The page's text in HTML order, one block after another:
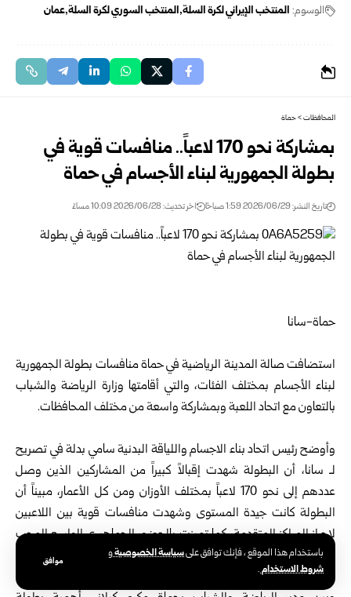
باستخدام هذا الموقع ، فإنك توافق علىسياسة الخصوصيةو
شروط الاستخدام.
موافق
الوسوم: المنتخب الإيراني لكرة السلة المنتخب السوري لكرة السلة عمان
المحافظات>حماة
بمشاركة نحو 170 لاعباً.. منافسات قوية في
بطولة الجمهورية لبناء الأجسام في حماة
تاريخ النشر: 2026/06/29 1:59 صباحًا اخر تحديث: 2026/06/28 10:09 مساءً
حماة-سانا
استضافت صالة المدينة الرياضية فيحماةمنافسات بطولة الجمهورية
لبناء الأجسام بمختلف الفئات، والتي أقامتها وزارة الرياضة والشباب
بالتعاون مع اتحاد اللعبة وبمشاركة واسعة من مختلف المحافظات.
وأوضح رئيس اتحاد بناء الاجسام واللياقة البدنية سامي بدلة في تصريح
لـ سانا، أن البطولة شهدت إقبالاً كبيراً من المشاركين الذين وصل
عددهم إلى نحو 170 لاعباً بمختلف الأوزان ومن كل الأعمار، مبيناً أن
البطولة كانت جيدة المستوى وشهدت منافسات قوية بين اللاعبين
لإحراز المراكز المتقدمة، كما تميزت بالحضور الجماهيري الواسع المحب
لهذه الرياضة.